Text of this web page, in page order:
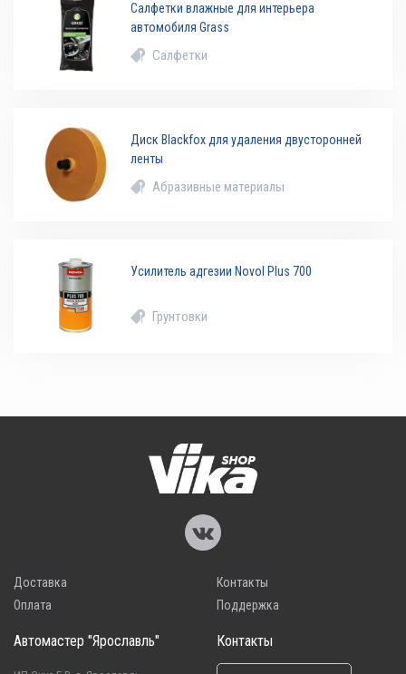
Салфетки влажные для интерьера
автомобиля Grass
Салфетки
Диск Blackfox для удаления двусторонней
ленты
Абразивные материалы
Усилитель адгезии Novol Plus 700
Грунтовки
Доставка
Оплата
Контакты
Поддержка
Автомастер "Ярославль" Контакты